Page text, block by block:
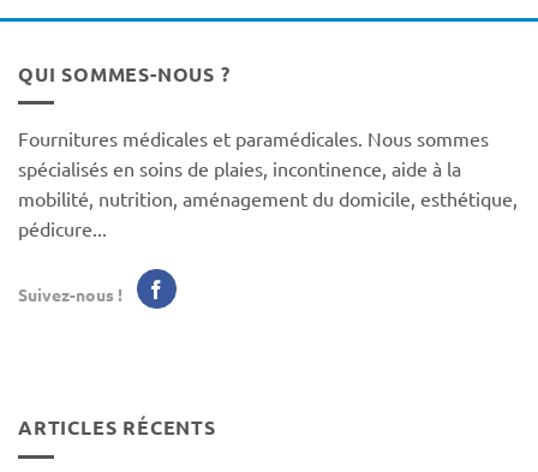
QUI SOMMES-NOUS ?
Fournitures médicales et paramédicales. Nous sommes
spécialisés en soins de plaies, incontinence, aide à la
mobilité, nutrition, aménagement du domicile, esthétique,
pédicure...
Suivez-nous !
ARTICLES RÉCENTS